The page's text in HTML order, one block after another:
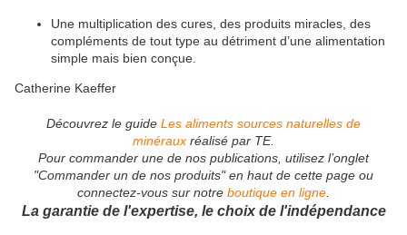
Une multiplication des cures, des produits miracles, des
compléments de tout type au détriment d’une alimentation
simple mais bien conçue.
Catherine Kaeffer
Découvrez le guide Les aliments sources naturelles de
minéraux réalisé par TE.
Pour commander une de nos publications, utilisez l’onglet
"Commander un de nos produits" en haut de cette page ou
connectez-vous sur notre boutique en ligne
La garantie de l'expertise, le choix de l'indépendance